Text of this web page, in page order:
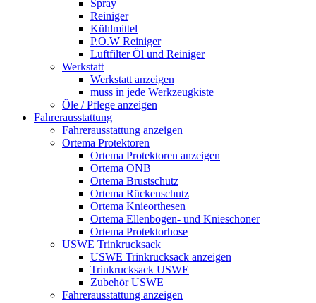
Spray
Reiniger
Kühlmittel
P.O.W Reiniger
Luftfilter Öl und Reiniger
Werkstatt
Werkstatt anzeigen
muss in jede Werkzeugkiste
Öle / Pflege anzeigen
Fahrerausstattung
Fahrerausstattung anzeigen
Ortema Protektoren
Ortema Protektoren anzeigen
Ortema ONB
Ortema Brustschutz
Ortema Rückenschutz
Ortema Knieorthesen
Ortema Ellenbogen- und Knieschoner
Ortema Protektorhose
USWE Trinkrucksack
USWE Trinkrucksack anzeigen
Trinkrucksack USWE
Zubehör USWE
Fahrerausstattung anzeigen